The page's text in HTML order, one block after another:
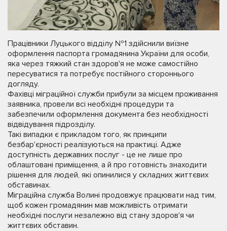
Працівники Луцького відділу №1 здійснили виїзне
оформлення паспорта громадянина України для особи,
яка через тяжкий стан здоров'я не може самостійно
пересуватися та потребує постійного стороннього
догляду.
Фахівці міграційної служби прибули за місцем проживання
заявника, провели всі необхідні процедури та
забезпечили оформлення документа без необхідності
відвідування підрозділу.
Такі випадки є прикладом того, як принципи
безбар'єрності реалізуються на практиці. Адже
доступність державних послуг - це не лише про
облаштовані приміщення, а й про готовність знаходити
рішення для людей, які опинилися у складних життєвих
обставинах.
Міграційна служба Волині продовжує працювати над тим,
щоб кожен громадянин мав можливість отримати
необхідні послуги незалежно від стану здоров'я чи
життєвих обставин.